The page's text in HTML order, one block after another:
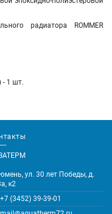
радиатора ROMMER
- 1 шт.
ул. 30 лет Победы, д.
к2
+7 (3452) 39-39-01